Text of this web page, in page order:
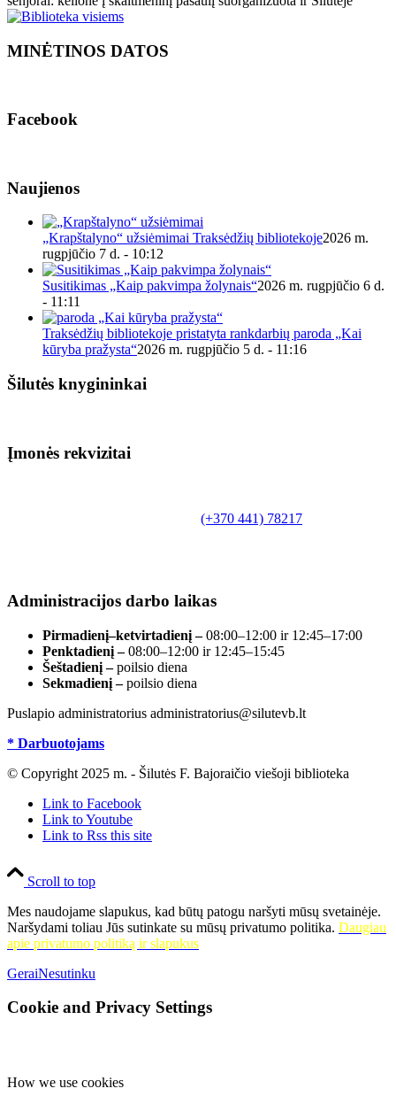
MINĖTINOS DATOS
Facebook
Naujienos
„Krapštalyno“ užsiėmimai Traksėdžių bibliotekoje2026 m.
rugpjūčio 7 d. - 10:12
Susitikimas „Kaip pakvimpa žolynais“2026 m. rugpjūčio 6 d.
- 11:11
Traksėdžių bibliotekoje pristatyta rankdarbių paroda „Kai
kūryba pražysta“2026 m. rugpjūčio 5 d. - 11:16
Šilutės knygininkai
Įmonės rekvizitai
(+370 441) 78217
Administracijos darbo laikas
Pirmadienį–ketvirtadienį –08:00–12:00 ir 12:45–17:00
Penktadienį –08:00–12:00 ir 12:45–15:45
Šeštadienį –poilsio diena
Sekmadienį –poilsio diena
Puslapio administratorius administratorius@silutevb.lt
* Darbuotojams
© Copyright 2025 m. - Šilutės F. Bajoraičio viešoji biblioteka
Link to Facebook
Link to Youtube
Link to Rss this site
Scroll to top
Mes naudojame slapukus, kad būtų patogu naršyti mūsų svetainėje.
Naršydami toliau Jūs sutinkate su mūsų privatumo politika. Daugiau
apie privatumo politiką ir slapukus
GeraiNesutinku
Cookie and Privacy Settings
How we use cookies